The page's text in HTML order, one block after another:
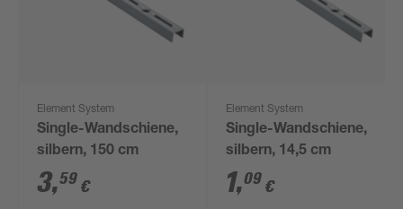
Element System
Single-Wandschiene,
silbern, 150 cm
3,59 €
Element System
Single-Wandschiene,
silbern, 14,5 cm
1,09 €